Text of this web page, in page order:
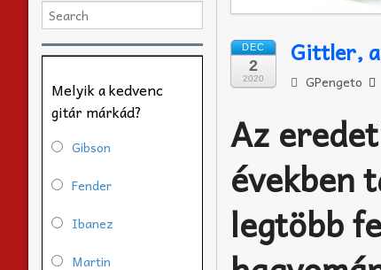
DEC
2
2020
Gittler,
GPengeto
Az
években
legtöbb
Melyik a kedvenc
gitár márkád?
Gibson
Fender
Ibanez
Martin